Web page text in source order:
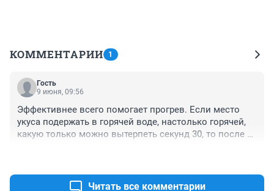
КОММЕНТАРИИ 1
Гость
9 июня, 09:56
Эффективнее всего помогает прогрев. Если место
укуса подержать в горячей воде, настолько горячей,
какую только можно вытерпеть секунд 30, то после
Читать все комментарии